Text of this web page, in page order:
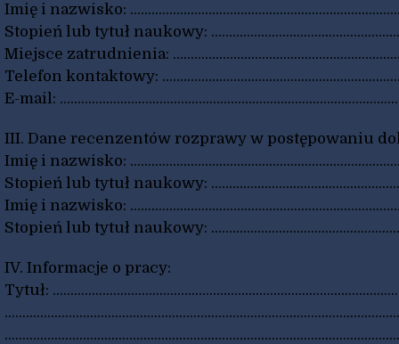
Imię i nazwisko:
Stopień lub tytuł naukowy:
Miejsce zatrudnienia:
Telefon kontaktowy:
E-mail:
III. Dane recenzentów rozprawy w postępowaniu
Imię i nazwisko:
Stopień lub tytuł naukowy:
Imię i nazwisko:
Stopień lub tytuł naukowy:
IV. Informacje o pracy:
Tytuł: